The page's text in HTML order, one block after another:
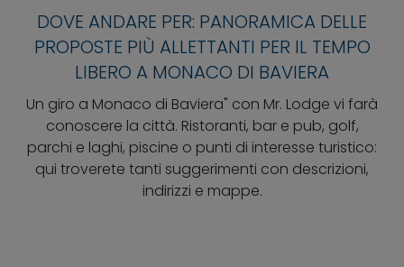
DOVE ANDARE PER: PANORAMICA DELLE
PROPOSTE PIÙ ALLETTANTI PER IL TEMPO
LIBERO A MONACO DI BAVIERA
Un giro a Monaco di Baviera" con Mr. Lodge vi farà
conoscere la città. Ristoranti, bar e pub, golf,
parchi e laghi, piscine o punti di interesse turistico:
qui troverete tanti suggerimenti con descrizioni,
indirizzi e mappe.